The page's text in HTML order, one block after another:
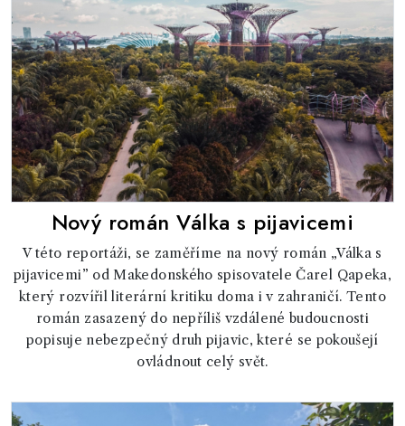
Nový román Válka s pijavicemi
V této reportáži, se zaměříme na nový román „Válka s
pijavicemi” od Makedonského spisovatele Čarel Qapeka,
který rozvířil literární kritiku doma i v zahraničí. Tento
román zasazený do nepříliš vzdálené budoucnosti
popisuje nebezpečný druh pijavic, které se pokoušejí
ovládnout celý svět.